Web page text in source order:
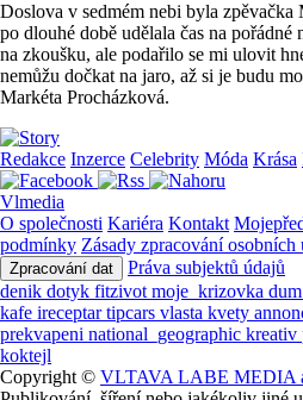
Doslova v sedmém nebi byla zpěvačka
po dlouhé době udělala čas na pořádné
na zkoušku, ale podařilo se mi ulovit
nemůžu dočkat na jaro, až si je budu
Markéta Procházková.
Redakce Inzerce Celebrity Móda Krása
Vlmedia
O společnosti Kariéra Kontakt
podmínky Zásady zpracování osobních
Zpracování dat
Práva subjektů údajů
denik dotyk fitzivot moje_krizovka
kafe ireceptartipcars vlasta kvety
prekvapeni national_geographic kreativ
koktejl
Copyright © VLTAVA LABE MEDIA